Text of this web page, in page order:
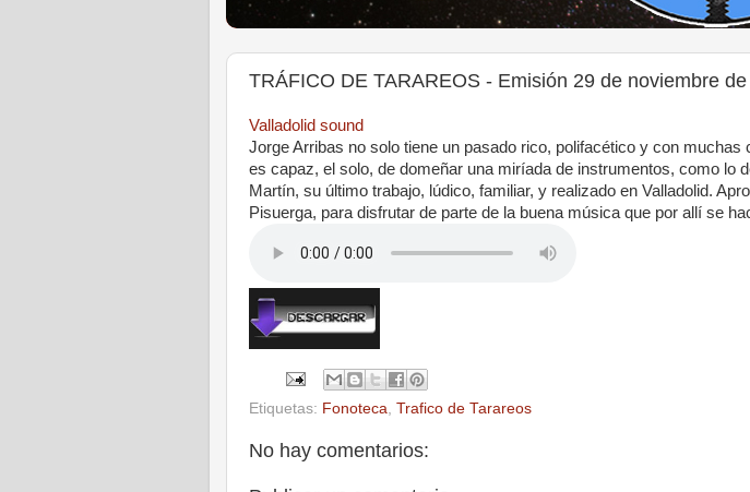
TRÁFICO DE TARAREOS - Emisión 29 de noviembre
Valladolid sound
Jorge Arribas no solo tiene un pasado rico, polifacético y con muchas
es capaz, el solo, de domeñar una miríada de instrumentos, como lo
Martín, su último trabajo, lúdico, familiar, y realizado en Valladolid.
Pisuerga, para disfrutar de parte de la buena música que por allí se
Etiquetas: Fonoteca, Trafico de Tarareos
No hay comentarios: